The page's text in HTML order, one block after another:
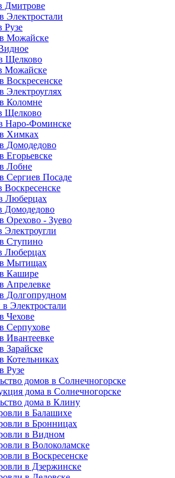
Дмитрове
Электростали
Рузе
Можайске
Щелково
Можайске
Воскресенске
Электроуглях
Коломне
Щелково
Наро-Фоминске
Химках
Домодедово
Егорьевске
Лобне
Сергиев Посаде
Воскресенске
Люберцах
Домодедово
Орехово - Зуево
Электроугли
Ступино
Люберцах
Мытищах
Кашире
Апрелевке
Долгопрудном
Электростали
Чехове
Серпухове
Ивантеевке
Зарайске
Котельниках
Рузе
домов в Солнечногорске
дома в Солнечногорске
дома в Клину
в Балашихе
в Бронницах
в Видном
в Волоколамске
в Воскресенске
в Дзержинске